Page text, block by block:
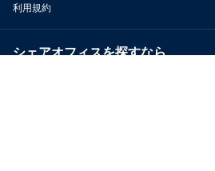
利用規約
シェアオフィスを探すなら